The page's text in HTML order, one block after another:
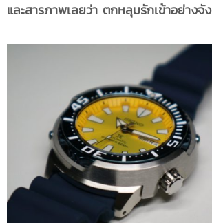
และสารภาพเลยว่า ตกหลุมรักเข้าอย่างจัง